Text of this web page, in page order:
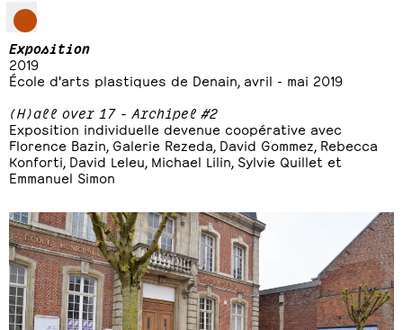
Exposition
2019
École d'arts plastiques de Denain, avril - mai 2019
(H)all over 17 - Archipel #2
Exposition individuelle devenue coopérative avec
Florence Bazin, Galerie Rezeda, David Gommez, Rebecca
Konforti, David Leleu, Michael Lilin, Sylvie Quillet et
Emmanuel Simon